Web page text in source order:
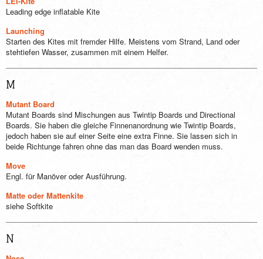
Leading edge inflatable Kite
Launching
Starten des Kites mit fremder Hilfe. Meistens vom Strand, Land oder
stehtiefen Wasser, zusammen mit einem Helfer.
M
Mutant Board
Mutant Boards sind Mischungen aus Twintip Boards und Directional
Boards. Sie haben die gleiche Finnenanordnung wie Twintip Boards,
jedoch haben sie auf einer Seite eine extra Finne. Sie lassen sich in
beide Richtunge fahren ohne das man das Board wenden muss.
Move
Engl. für Manöver oder Ausführung.
Matte oder Mattenkite
siehe Softkite
N